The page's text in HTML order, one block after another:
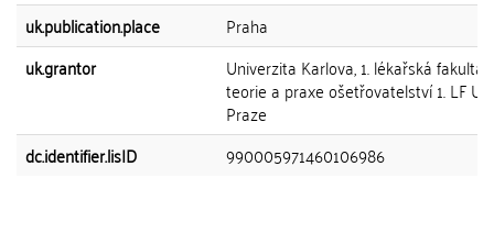
uk.publication.place
Praha
uk.grantor
Univerzita Karlova, 1. lékařská
teorie a praxe ošetřovatelství 1. LF
Praze
dc.identifier.lisID
990005971460106986